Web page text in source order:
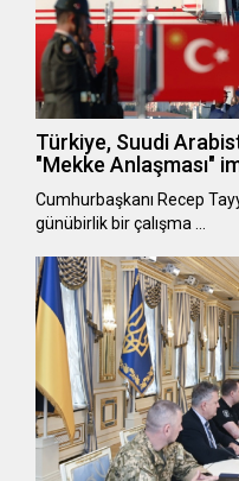
Türkiye, Suudi
"Mekke Anlaşması"
Cumhurbaşkanı Recep
günübirlik bir çalışma …